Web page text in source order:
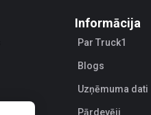
Informācija
Par Truck1
Blogs
Uzņēmuma dati
Pārdevēji